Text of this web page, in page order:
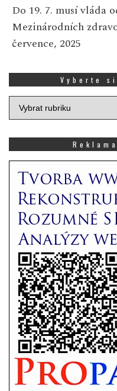
Do 19. 7. musí vláda
Mezinárodních
července, 2025
Vyberte
Vyberte
si,
zajímá